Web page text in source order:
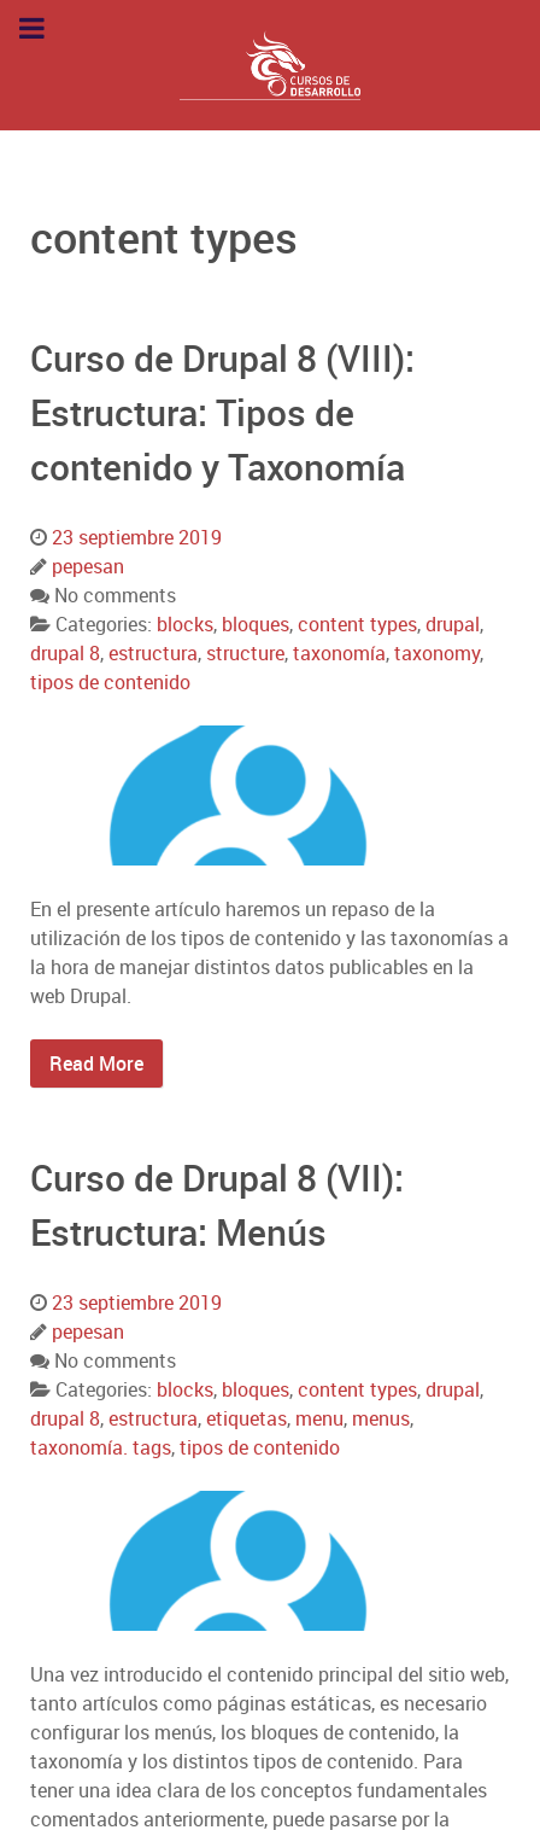
content types
Curso de Drupal 8 (VIII):
Estructura: Tipos de
contenido y Taxonomía
23 septiembre 2019
pepesan
No comments
Categories: blocks, bloques,content types,drupal,
drupal 8,estructura, structure,taxonomía,taxonomy,
tipos de contenido
En el presente artículo haremos un repaso de la
utilización de los tipos de contenido y las taxonomías a
la hora de manejar distintos datos publicables en la
web Drupal.
Read More
Curso de Drupal 8 (VII):
Estructura: Menús
23 septiembre 2019
pepesan
No comments
Categories: blocks, bloques,content types,drupal,
drupal 8,estructura,etiquetas, menu, menus,
taxonomía. tags,tipos de contenido
Una vez introducido el contenido principal del sitio web,
tanto artículos como páginas estáticas, es necesario
configurar los menús, los bloques de contenido, la
taxonomía y los distintos tipos de contenido. Para
tener una idea clara de los conceptos fundamentales
comentados anteriormente, puede pasarse por la